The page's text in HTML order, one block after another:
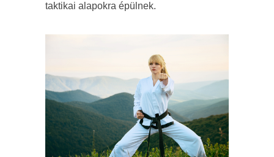
taktikai alapokra épülnek.